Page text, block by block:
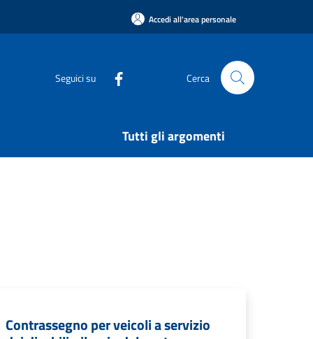
Accedi all'area personale
Seguici su Cerca
Tutti gli argomenti
Contrassegno per veicoli a servizio